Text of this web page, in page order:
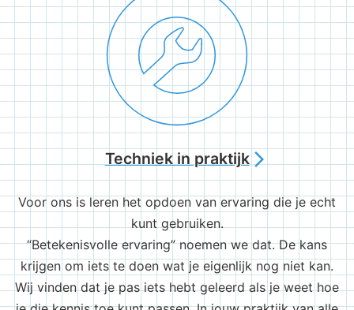
Techniek in praktijkarrow_forward_ios
Voor ons is leren het opdoen van ervaring die je echt
kunt gebruiken.
“Betekenisvolle ervaring” noemen we dat. De kans
krijgen om iets te doen wat je eigenlijk nog niet kan.
Wij vinden dat je pas iets hebt geleerd als je weet hoe